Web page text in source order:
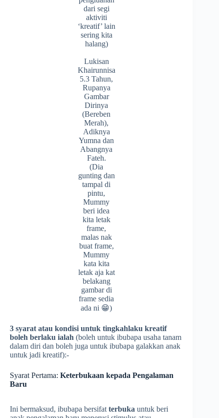
dari segi
aktiviti
‘kreatif’ lain
sering kita
halang)
Lukisan
Khairunnisa
5.3 Tahun,
Rupanya
Gambar
Dirinya
(Bereben
Merah),
Adiknya
Yumna dan
Abangnya
Fateh.
(Dia
gunting dan
tampal di
pintu,
Mummy
beri idea
kita letak
frame,
malas nak
buat frame,
Mummy
kata kita
letak aja kat
belakang
gambar di
frame sedia
ada ni 😁)
3 syarat atau kondisi untuk tingkahlaku kreatif
boleh berlaku ialah (boleh untuk ibubapa usaha tanam
dalam diri dan boleh juga untuk ibubapa galakkan anak
untuk jadi kreatif):-
Syarat Pertama: Keterbukaan kepada Pengalaman
Baru
Ini bermaksud, ibubapa bersifat terbuka untuk beri